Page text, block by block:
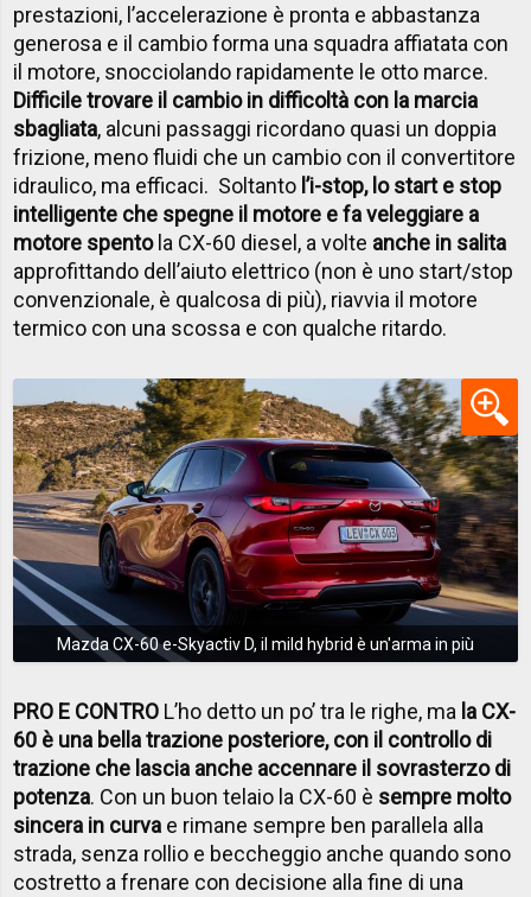
prestazioni, l’accelerazione è pronta e abbastanza
generosa e il cambio forma una squadra affiatata con
il motore, snocciolando rapidamente le otto marce.
Difficile trovare il cambio in difficoltà con la marcia
sbagliata, alcuni passaggi ricordano quasi un doppia
frizione, meno fluidi che un cambio con il convertitore
idraulico, ma efficaci. Soltanto l’i-stop, lo start e stop
intelligente che spegne il motore e fa veleggiare a
motore spentola CX-60 diesel, a volte anche in salita
approfittando dell’aiuto elettrico (non è uno start/stop
convenzionale, è qualcosa di più), riavvia il motore
termico con una scossa e con qualche ritardo.
Mazda CX-60 e-Skyactiv D, il mild hybrid è un'arma in più
PRO E CONTRO L’ho detto un po’ tra le righe, ma la CX-
60 è una bella trazione posteriore, con il controllo di
trazione che lascia anche accennare il sovrasterzo di
potenza. Con un buon telaio la CX-60 è sempre molto
sincera in curva e rimane sempre ben parallela alla
strada, senza rollio e beccheggio anche quando sono
costretto a frenare con decisione alla fine di una